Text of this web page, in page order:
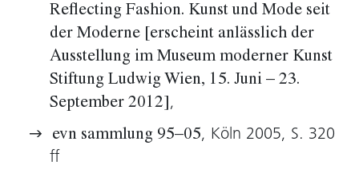
macht die Arbeiten von Tillmans so relevant für
eben diese Umgebung, in der er sich bewegt.
Es sind gerade die Momentaufnahmen seiner
unmittelbaren Nähe, denen er ungemeine
Präsenz und Kultcharakter verleiht. Dies war
bereits am Beginn seiner fotografischen
Karriere Inhalt seines Tuns, bei welchem er für
Reflecting Fashion. Kunst und Mode seit
der Moderne [erscheint anlässlich der
Ausstellung im Museum moderner Kunst
Stiftung Ludwig Wien, 15. Juni – 23.
September 2012] ,
evn sammlung 95–05, Köln 2005, S. 320
ff